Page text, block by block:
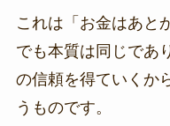
これは「お金はあと
でも本質は同じであ
の信頼を得ていくか
うものです。